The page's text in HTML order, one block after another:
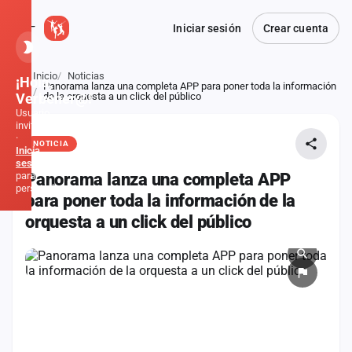
Iniciar sesión Crear cuenta
Atrás
Inicio
Noticias
Panorama lanza una completa APP para poner toda la información
de la orquesta a un click del público
NOTICIA
Panorama lanza una completa APP
para poner toda la información de la
orquesta a un click del público
¡Hola,
Verbener@!
Usuario
invitado
·
Inicia
sesión
para
personalizar
Noticias